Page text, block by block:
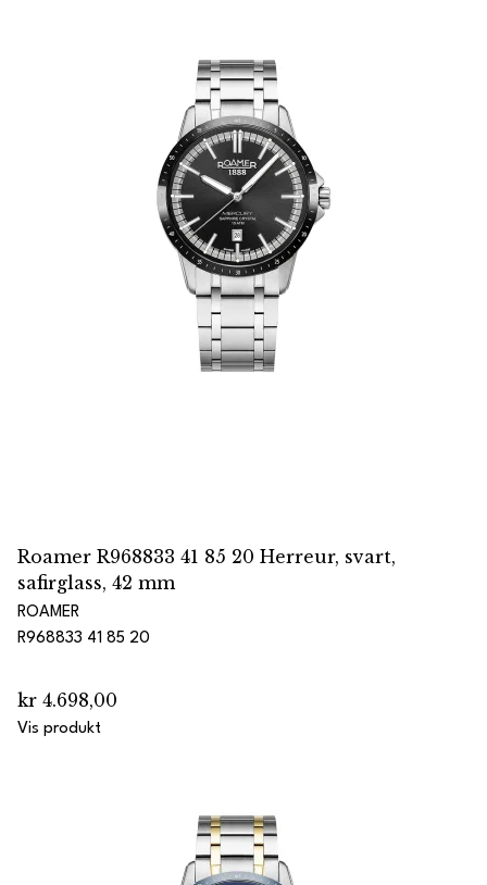
Roamer R968833 41 85 20 Herreur, svart,
safirglass, 42 mm
ROAMER
R968833 41 85 20
kr 4.698,00
Vis produkt